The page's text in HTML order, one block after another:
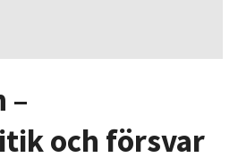
–
och försvar